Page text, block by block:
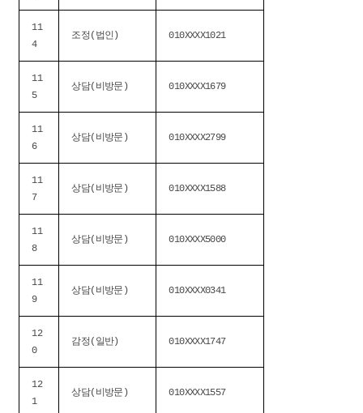
11
4
조정(법인) 010XXXX1021
11
5
상담(비방문) 010XXXX1679
11
6
상담(비방문) 010XXXX2799
11
7
상담(비방문) 010XXXX1588
11
8
상담(비방문) 010XXXX5000
11
9
상담(비방문) 010XXXX0341
12
0
감정(일반) 010XXXX1747
12
1
상담(비방문) 010XXXX1557